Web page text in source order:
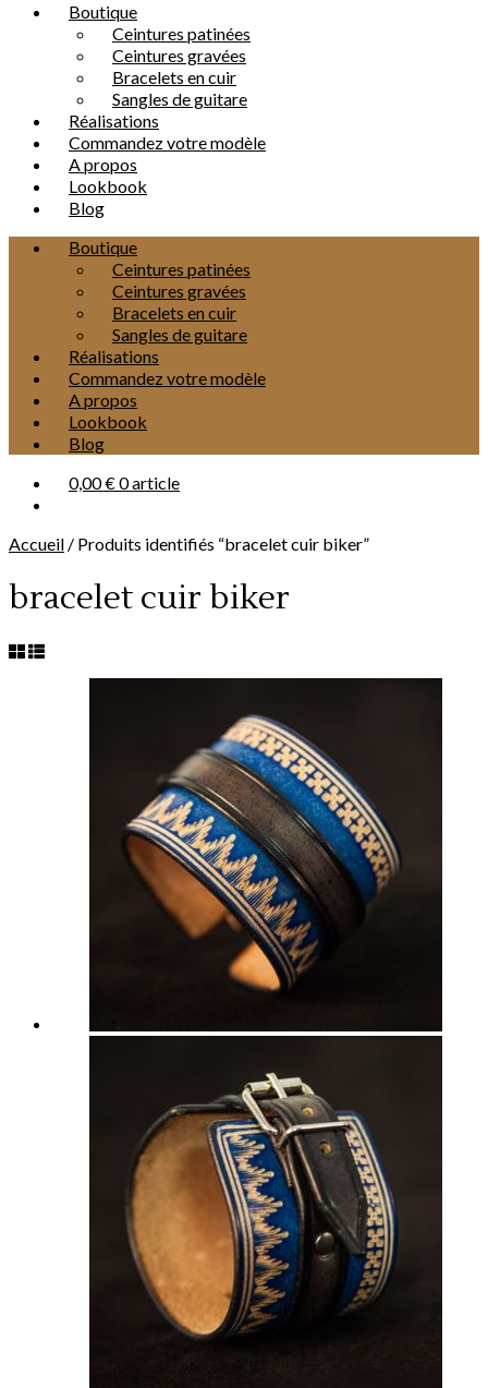
Boutique
Ceintures patinées
Ceintures gravées
Bracelets en cuir
Sangles de guitare
Réalisations
Commandez votre modèle
A propos
Lookbook
Blog
Boutique
Ceintures patinées
Ceintures gravées
Bracelets en cuir
Sangles de guitare
Réalisations
Commandez votre modèle
A propos
Lookbook
Blog
0,00 €0 article
Accueil / Produits identifiés “bracelet cuir biker”
bracelet cuir biker